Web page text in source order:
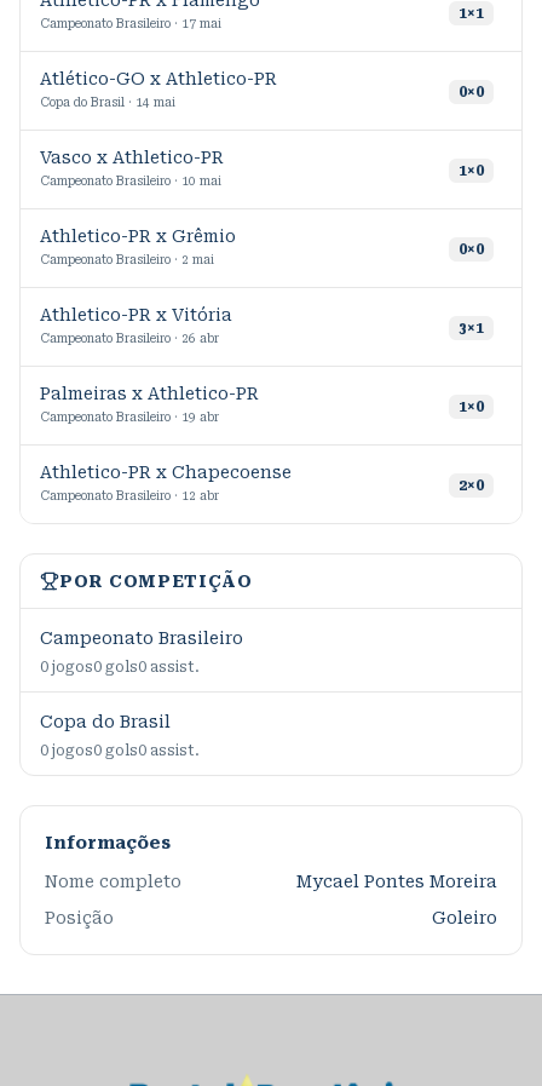
Campeonato Brasileiro · 17 mai
1×1
Atlético-GO x Athletico-PR
Copa do Brasil · 14 mai
0×0
Vasco x Athletico-PR
Campeonato Brasileiro · 10 mai
1×0
Athletico-PR x Grêmio
Campeonato Brasileiro · 2 mai
0×0
Athletico-PR x Vitória
Campeonato Brasileiro · 26 abr
3×1
Palmeiras x Athletico-PR
Campeonato Brasileiro · 19 abr
1×0
Athletico-PR x Chapecoense
Campeonato Brasileiro · 12 abr
2×0
POR COMPETIÇÃO
Campeonato Brasileiro
0 jogos0 gols0 assist.
Copa do Brasil
0 jogos0 gols0 assist.
Informações
Nome completo
Mycael Pontes Moreira
Posição
Goleiro